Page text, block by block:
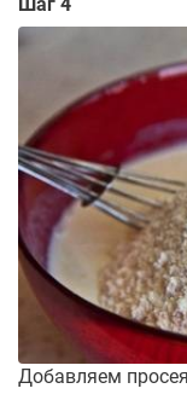
Добавляем